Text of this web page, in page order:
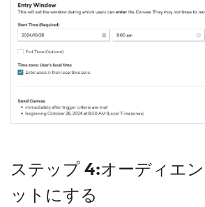
ステップ 4:オーディエ
ットにする